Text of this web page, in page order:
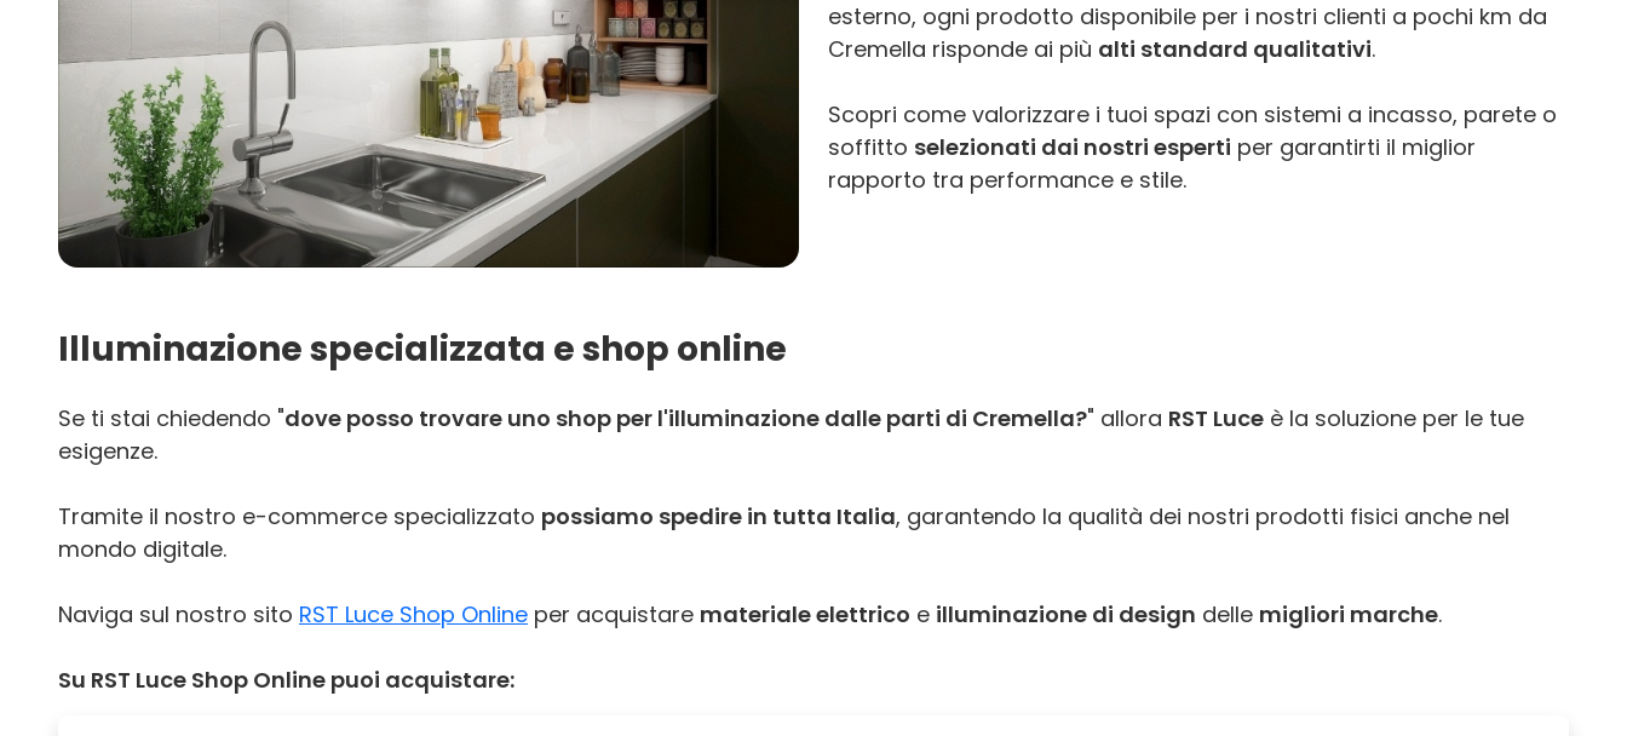
esterno, ogni prodotto disponibile per i nostri clienti a pochi km da
Cremella risponde ai più alti standard qualitativi.
Scopri come valorizzare i tuoi spazi con sistemi a incasso, parete o
soffitto selezionati dai nostri esperti per garantirti il miglior
rapporto tra performance e stile.
Illuminazione specializzata e shop online
Se ti stai chiedendo "dove posso trovare uno shop per l'illuminazione dalle parti di Cremella?" allora RST Luce è la soluzione per le tue
esigenze.
Tramite il nostro e-commerce specializzato possiamo spedire in tutta Italia, garantendo la qualità dei nostri prodotti fisici anche nel
mondo digitale.
Naviga sul nostro sito RST Luce Shop Online per acquistare materiale elettrico e illuminazione di design delle migliori marche.
Su RST Luce Shop Online puoi acquistare: